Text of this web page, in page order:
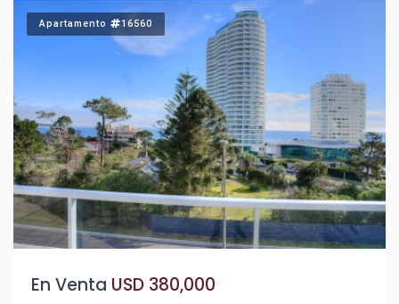
maximizar el confort y la luminosidad. La distribución
inteligente de los espacios te permitirá disfrutar de una vida
cotidiana placentera y acogedora. Parillero de uso exclusivo
para compartir con amigos y familia. No dejes pasar la
oportunidad de hacer de este apartamento tu nuevo hogar
o tu refugio vacacional. Consulta con nuestros asesores y
descubre cómo este espacio puede convertirse en el
escenario de tus mejores recuerdos. ¡Tu nuevo estilo de vida
en Punta del Este te espera!
Apartamento 16560
En Venta USD 380,000